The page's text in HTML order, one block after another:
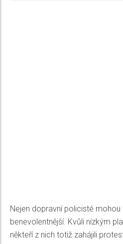
Nejen dopravní policisté
benevolentnější. Kvůli nízkým
někteří z nich totiž zahájili